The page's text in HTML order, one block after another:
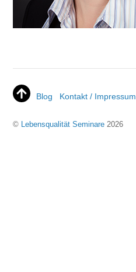
Blog Kontakt / Impressum
© Lebensqualität Seminare 2026